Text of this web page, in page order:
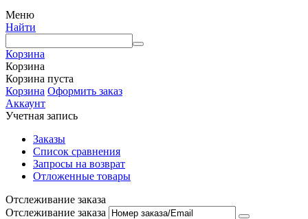
Меню
Найти
Корзина
Корзина
Корзина пуста
Корзина Оформить заказ
Аккаунт
Учетная запись
Заказы
Список сравнения
Запросы на возврат
Отложенные товары
Отслеживание заказа
Отслеживание заказа